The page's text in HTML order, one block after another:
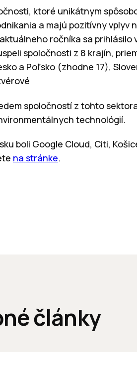
ktoré unikátnym
a majú pozitívny vplyv
ročníka sa prihlásilo
spoločnosti z 8 krajín,
a Poľsko (zhodne 17),
spoločností z tohto
technológií.
boli Google Cloud, Citi,
na stránke.
články